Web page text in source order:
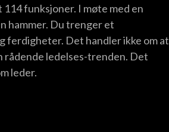
funksjoner. I møte med en
hammer. Du trenger et
ferdigheter. Det handler ikke om at
rådende ledelses-trenden. Det
leder.